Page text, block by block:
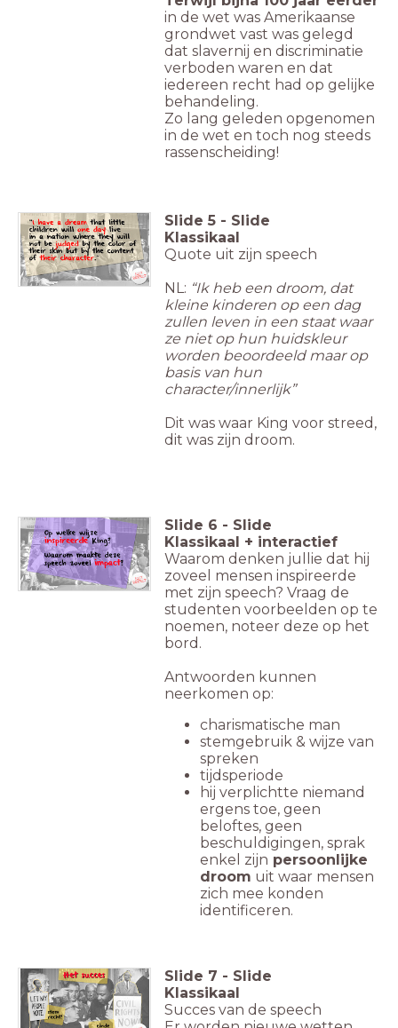
in de wet was Amerikaanse
grondwet vast was gelegd
dat slavernij en discriminatie
verboden waren en dat
iedereen recht had op gelijke
behandeling.
Zo lang geleden opgenomen
in de wet en toch nog steeds
rassenscheiding!
Slide 5 - Slide
Klassikaal
Quote uit zijn speech
NL: “Ik heb een droom, dat
kleine kinderen op een dag
zullen leven in een staat waar
ze niet op hun huidskleur
worden beoordeeld maar op
basis van hun
character/innerlijk”
Dit was waar King voor streed,
dit was zijn droom.
Slide 6 - Slide
Klassikaal + interactief
Waarom denken jullie dat hij
zoveel mensen inspireerde
met zijn speech? Vraag de
studenten voorbeelden op te
noemen, noteer deze op het
bord.
Antwoorden kunnen
neerkomen op:
charismatische man
stemgebruik & wijze van
spreken
tijdsperiode
hij verplichtte niemand
ergens toe, geen
beloftes, geen
beschuldigingen, sprak
enkel zijn persoonlijke
droom uit waar mensen
zich mee konden
identificeren.
Slide 7 - Slide
Klassikaal
Succes van de speech